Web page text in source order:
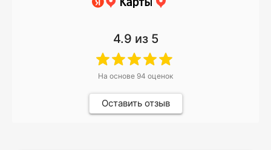
4.9 из 5
На основе 94 оценок
Оставить отзыв